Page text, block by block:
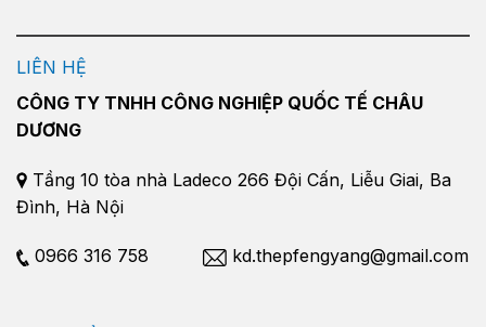
LIÊN HỆ
CÔNG TY TNHH CÔNG NGHIỆP QUỐC TẾ CHÂU
DƯƠNG
Tầng 10 tòa nhà Ladeco 266 Đội Cấn, Liễu Giai, Ba
Đình, Hà Nội
0966 316 758 kd.thepfengyang@gmail.com